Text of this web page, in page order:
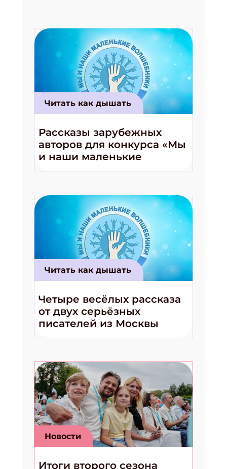
Читать как дышать
Рассказы зарубежных
авторов для конкурса «Мы
и наши маленькие
волшебники!»
Читать как дышать
Четыре весёлых рассказа
от двух серьёзных
писателей из Москвы
Новости
Итоги второго сезона